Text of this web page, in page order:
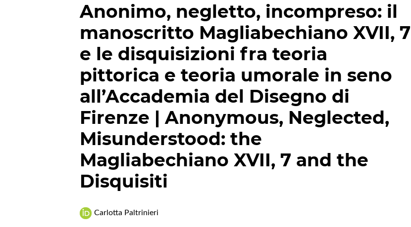
Anonimo, negletto, incompreso: il
manoscritto Magliabechiano XVII, 7
e le disquisizioni fra teoria
pittorica e teoria umorale in seno
all’Accademia del Disegno di
Firenze | Anonymous, Neglected,
Misunderstood: the
Magliabechiano XVII, 7 and the
Disquisiti
Carlotta Paltrinieri